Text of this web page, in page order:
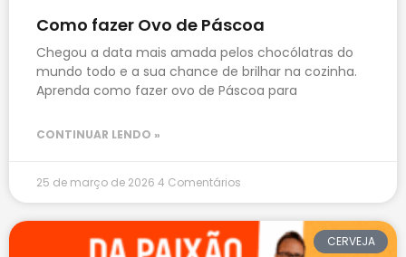
Como fazer Ovo de Páscoa
Chegou a data mais amada pelos chocólatras do
mundo todo e a sua chance de brilhar na cozinha.
Aprenda como fazer ovo de Páscoa para
CONTINUAR LENDO »
25 de março de 2026 4 Comentários
CERVEJA